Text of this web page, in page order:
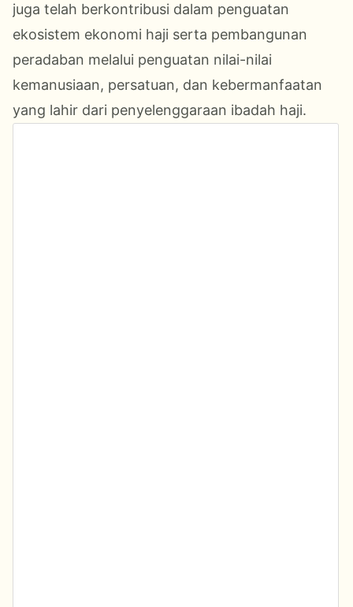
juga telah berkontribusi dalam penguatan
ekosistem ekonomi haji serta pembangunan
peradaban melalui penguatan nilai-nilai
kemanusiaan, persatuan, dan kebermanfaatan
yang lahir dari penyelenggaraan ibadah haji.